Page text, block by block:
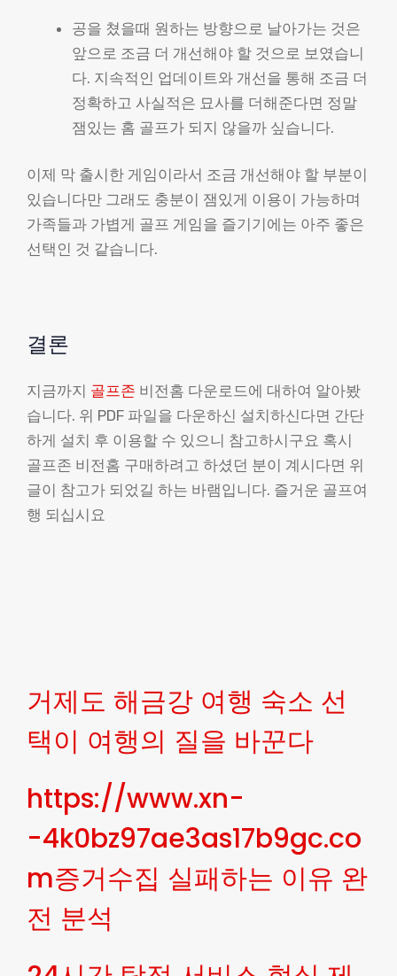
공을 쳤을때 원하는 방향으로 날아가는 것은
앞으로 조금 더 개선해야 할 것으로 보였습니
다. 지속적인 업데이트와 개선을 통해 조금 더
정확하고 사실적은 묘사를 더해준다면 정말
잼있는 홈 골프가 되지 않을까 싶습니다.
이제 막 출시한 게임이라서 조금 개선해야 할 부분이
있습니다만 그래도 충분이 잼있게 이용이 가능하며
가족들과 가볍게 골프 게임을 즐기기에는 아주 좋은
선택인 것 같습니다.
결론
지금까지 골프존 비전홈 다운로드에 대하여 알아봤
습니다. 위 PDF 파일을 다운하신 설치하신다면 간단
하게 설치 후 이용할 수 있으니 참고하시구요 혹시
골프존 비전홈 구매하려고 하셨던 분이 계시다면 위
글이 참고가 되었길 하는 바램입니다. 즐거운 골프여
행 되십시요
거제도 해금강 여행 숙소 선
택이 여행의 질을 바꾼다
https://www.xn-
-4k0bz97ae3as17b9gc.co
m증거수집 실패하는 이유 완
전 분석